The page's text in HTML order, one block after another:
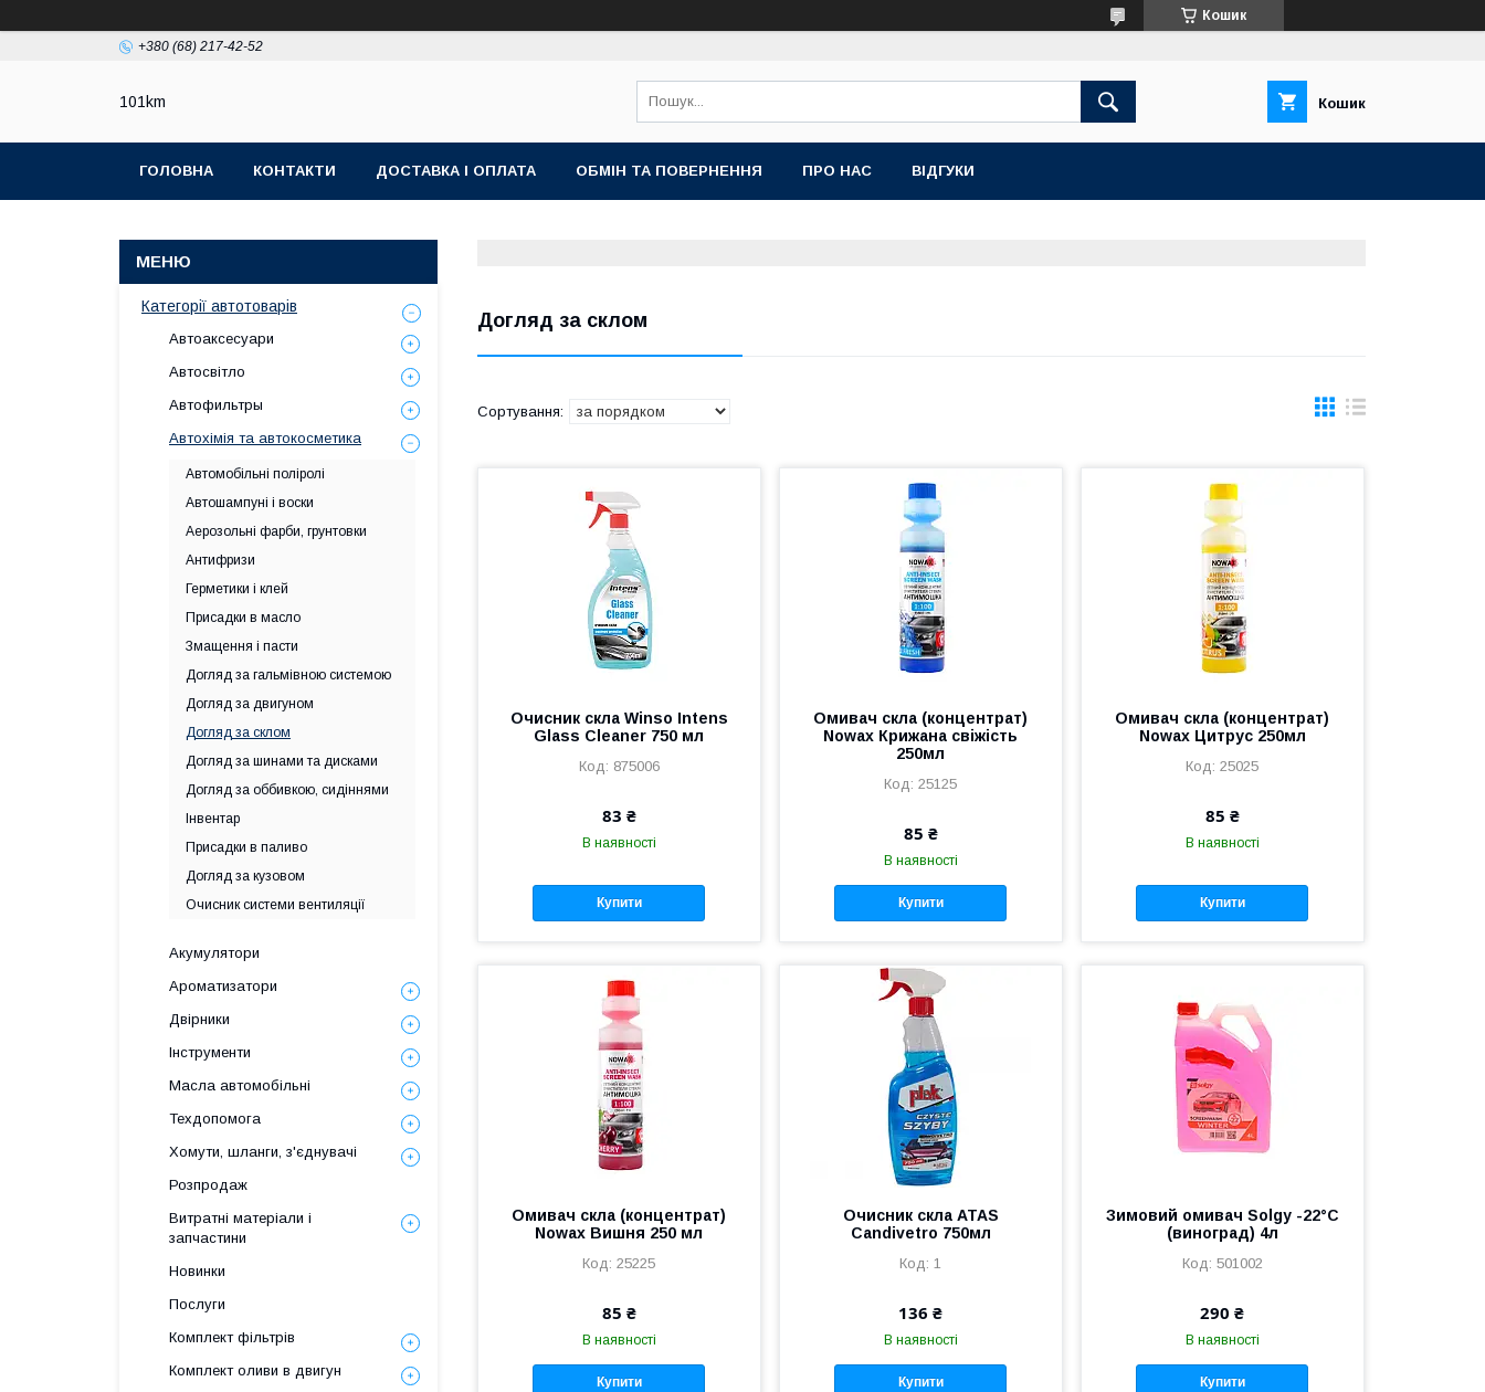
Кошик
+380 (68) 217-42-52
101km Кошик
ГОЛОВНА КОНТАКТИ ДОСТАВКА І ОПЛАТА ОБМІН ТА ПОВЕРНЕННЯ ПРО НАС ВІДГУКИ
Догляд за склом
Очисник скла Winso Intens
Glass Cleaner 750 мл
875006
83 ₴
В наявності
Купити
Омивач скла (концентрат)
Nowax Крижана свіжість
250мл
25125
85 ₴
В наявності
Купити
Омивач скла (концентрат)
Nowax Цитрус 250мл
25025
85 ₴
В наявності
Купити
Омивач скла (концентрат)
Nowax Вишня 250 мл
25225
85 ₴
В наявності
Купити
Очисник скла ATAS
Candivetro 750мл
1
136 ₴
В наявності
Купити
Зимовий омивач Solgy -22°C
(виноград) 4л
501002
290 ₴
В наявності
Купити
Категорії автотоварів
Автоаксесуари
Автосвітло
Автофильтры
Автохімія та автокосметика
Автомобільні поліролі
Автошампуні і воски
Аерозольні фарби, грунтовки
Антифризи
Герметики і клей
Присадки в масло
Змащення і пасти
Догляд за гальмівною системою
Догляд за двигуном
Догляд за склом
Догляд за шинами та дисками
Догляд за оббивкою, сидіннями
Інвентар
Присадки в паливо
Догляд за кузовом
Очисник системи вентиляції
Акумулятори
Ароматизатори
Двірники
Інструменти
Масла автомобільні
Техдопомога
Хомути, шланги, з'єднувачі
Розпродаж
Витратні матеріали і
запчастини
Новинки
Послуги
Комплект фільтрів
Комплект оливи в двигун